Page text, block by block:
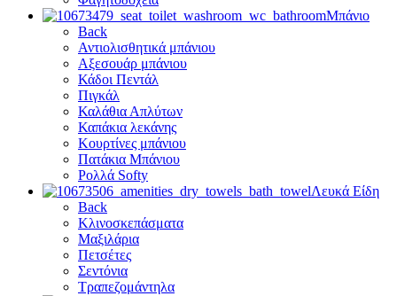
Μπάνιο
Back
Αντιολισθητικά μπάνιου
Αξεσουάρ μπάνιου
Κάδοι Πεντάλ
Πιγκάλ
Καλάθια Απλύτων
Καπάκια λεκάνης
Κουρτίνες μπάνιου
Πατάκια Μπάνιου
Ρολλά Softy
Λευκά Είδη
Back
Κλινοσκεπάσματα
Μαξιλάρια
Πετσέτες
Σεντόνια
Τραπεζομάντηλα